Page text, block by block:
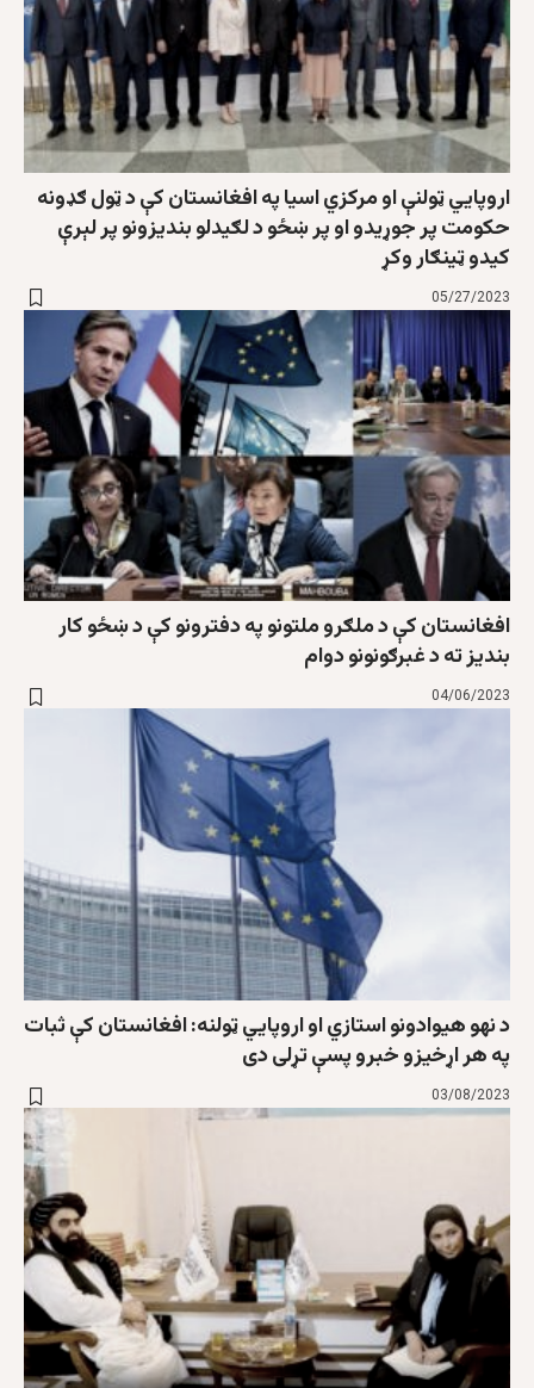
اروپايي ټولنې او مرکزي اسیا په افغانستان کې د ټول ګډونه
حکومت پر جوړیدو او پر ښځو د لګیدلو بندیزونو پر لېرې
کیدو ټینګار وکړ
05/27/2023
افغانستان کې د ملګرو ملتونو په دفترونو کې د ښځو کار
بنديز ته د غبرګونونو دوام
04/06/2023
د نهو هيوادونو استازي او اروپايي ټولنه: افغانستان کې ثبات
په هر اړخيزو خبرو پسې تړلی دی
03/08/2023